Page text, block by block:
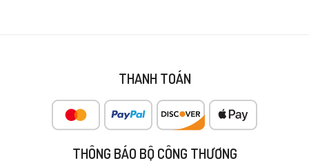
THANH TOÁN
THÔNG BÁO BỘ CÔNG THƯƠNG